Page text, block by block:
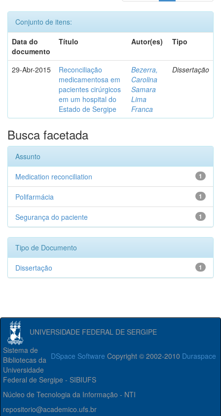
Conjunto de itens:
Data do
documento
Título Autor(es) Tipo
29-Abr-2015
Reconciliação
medicamentosa em
pacientes cirúrgicos
em um hospital do
Estado de Sergipe
Bezerra,
Carolina
Samara
Lima
Franca
Dissertação
Busca facetada
Assunto
1
Medication reconciliation
1
Polifarmácia
1
Segurança do paciente
Tipo de Documento
1
Dissertação
UNIVERSIDADE FEDERAL DE SERGIPE
DSpace Software Copyright © 2002-2010 Duraspace
Sistema de
Bibliotecas da
Universidade
Federal de Sergipe - SIBIUFS
Núcleo de Tecnologia da Informação - NTI
repositorio@academico.ufs.br